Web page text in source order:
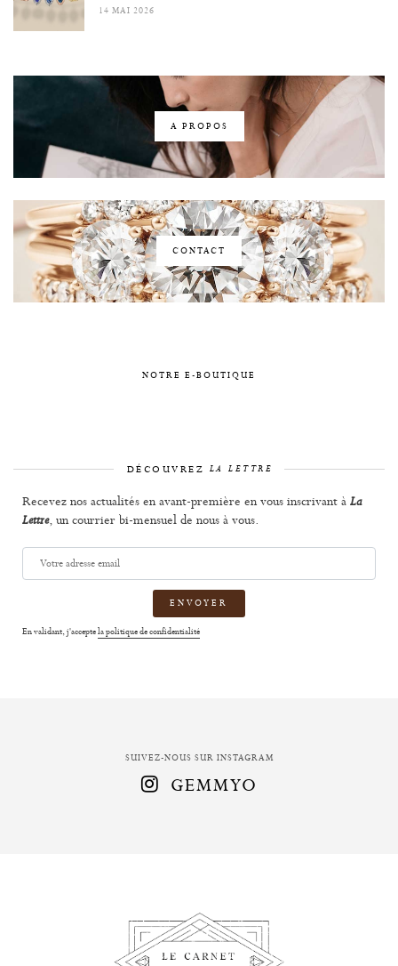
14 MAI 2026
A PROPOS
CONTACT
NOTRE E-BOUTIQUE
DÉCOUVREZ LA LETTRE
Recevez nos actualités en avant-première en vous inscrivant à La
Lettre, un courrier bi-mensuel de nous à vous.
Votre
adresse
En validant, j'acceptela politique de confidentialité
SUIVEZ-NOUS SUR INSTAGRAM
GEMMYO